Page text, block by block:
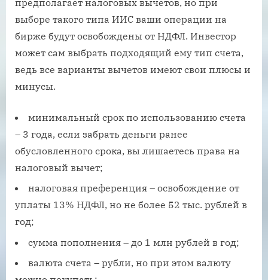
предполагает налоговых вычетов, но при
выборе такого типа ИИС ваши операции на
бирже будут освобождены от НДФЛ. Инвестор
может сам выбрать подходящий ему тип счета,
ведь все варианты вычетов имеют свои плюсы и
минусы.
минимальный срок по использованию счета
– 3 года, если забрать деньги ранее
обусловленного срока, вы лишаетесь права на
налоговый вычет;
налоговая преференция – освобождение от
уплаты 13% НДФЛ, но не более 52 тыс. рублей в
год;
сумма пополнения – до 1 млн рублей в год;
валюта счета – рубли, но при этом валюту